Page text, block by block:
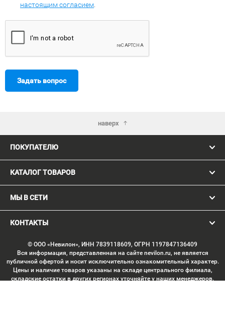
настоящим согласием
Задать вопрос
наверх
ПОКУПАТЕЛЮ
КАТАЛОГ ТОВАРОВ
МЫ В СЕТИ
КОНТАКТЫ
© ООО «Невилон», ИНН 7839118609, ОГРН 1197847136409
Вся информация, представленная на сайте nevilon.ru, не является
публичной офертой и носит исключительно ознакомительный характер.
Цены и наличие товаров указаны на складе центрального филиала,
складские остатки в других регионах уточняйте у наших менеджеров.